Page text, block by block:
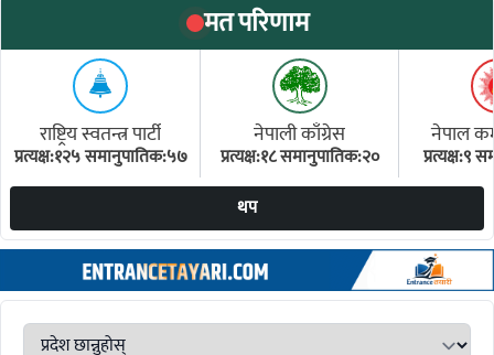
मत परिणाम
राष्ट्रिय स्वतन्त्र पार्टी
प्रत्यक्ष:१२५ समानुपातिक:५७
नेपाली काँग्रेस
प्रत्यक्ष:१८ समानुपातिक:२०
नेपाल
प्रत्यक्ष:९
थप